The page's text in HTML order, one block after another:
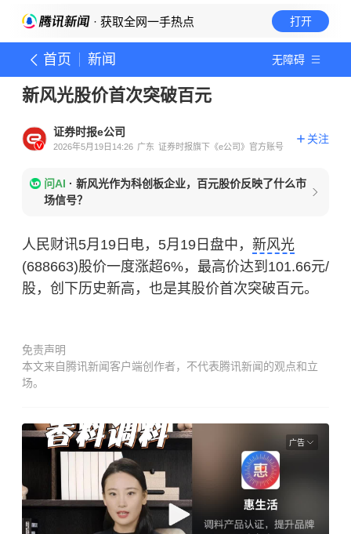
· 获取全网一手热点 打开
首页 新闻 无障碍
新风光股价首次突破百元
证券时报e公司
2026年5月19日14:26 广东 证券时报旗下《e公司》官方账号
关注
问AI · 新风光作为科创板企业，百元股价反映了什么市
场信号？
人民财讯5月19日电，5月19日盘中， 新风光
(688663)股价一度涨超6%，最高价达到101.66元/
股，创下历史新高，也是其股价首次突破百元。
免责声明
本文来自腾讯新闻客户端创作者，不代表腾讯新闻的观点和立
场。
广告